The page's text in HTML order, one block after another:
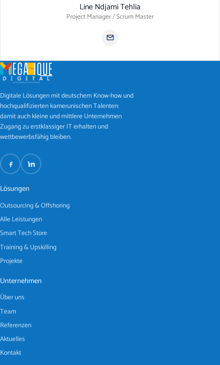
Line Ndjami Tehlia
Project Manager / Scrum Master
Digitale Lösungen mit deutschem Know-how und
hochqualifizierten kamerunischen Talenten:
damit auch kleine und mittlere Unternehmen
Zugang zu erstklassiger IT erhalten und
wettbewerbsfähig bleiben.
Lösungen
Outsourcing & Offshoring
Alle Leistungen
Smart Tech Store
Training & Upskilling
Projekte
Unternehmen
Über uns
Team
Referenzen
Aktuelles
Kontakt